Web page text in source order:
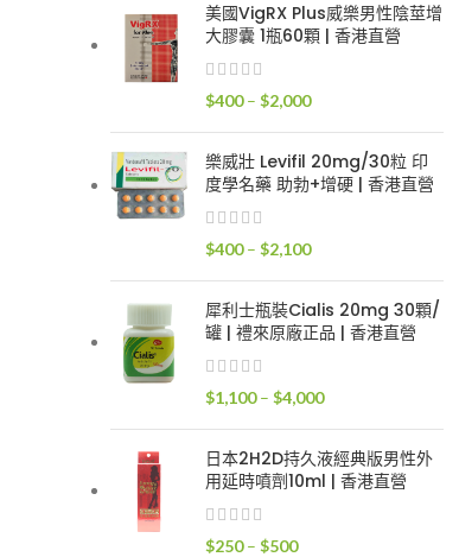
圍：
$2,400
美國VigRX Plus威樂男性陰莖增
大膠囊 1瓶60顆 | 香港直營
$400 – $2,000價
範
圍：
$2,000
樂威壯 Levifil 20mg/30粒 印
度學名藥 助勃+增硬 | 香港直營
$400 – $2,100價
範
圍：
$2,100
犀利士瓶裝Cialis 20mg 30顆/
罐 | 禮來原廠正品 | 香港直營
$1,100 – $4,000價
範
圍：
日本2H2D持久液經典版男性外
用延時噴劑10ml | 香港直營
$250 – $500價